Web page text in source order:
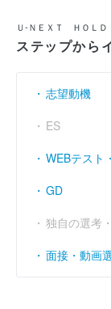
Ｕ‐ＮＥＸＴ ＨＯＬＤ
ステップから
志望動機
ES
WEBテスト
GD
独自の選考
面接・動画